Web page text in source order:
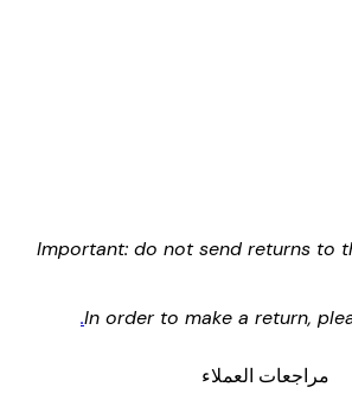
Important: do not send
In order to make a
.
العملاء